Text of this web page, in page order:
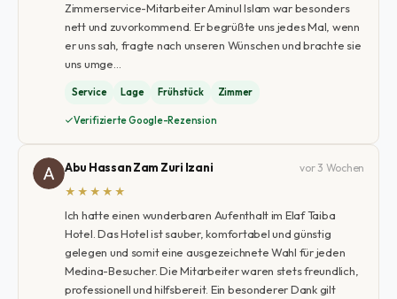
Zimmerservice-Mitarbeiter Aminul Islam war besonders
nett und zuvorkommend. Er begrüßte uns jedes Mal, wenn
er uns sah, fragte nach unseren Wünschen und brachte sie
uns umge…
Service Lage Frühstück Zimmer
Verifizierte Google-Rezension
Abu Hassan Zam Zuri Izani
vor 3 Wochen
★★★★★
Ich hatte einen wunderbaren Aufenthalt im Elaf Taiba
Hotel. Das Hotel ist sauber, komfortabel und günstig
gelegen und somit eine ausgezeichnete Wahl für jeden
Medina-Besucher. Die Mitarbeiter waren stets freundlich,
professionell und hilfsbereit. Ein besonderer Dank gilt